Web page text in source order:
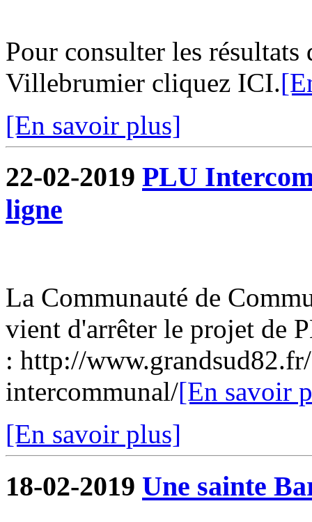
Pour consulter les résultats
Villebrumier cliquez ICI.
[En savoir plus]
22-02-2019 PLU
ligne
La Communauté de
vient d'arrêter le projet de
: http://
intercommunal/[En savoir
[En savoir plus]
18-02-2019 Une sainte